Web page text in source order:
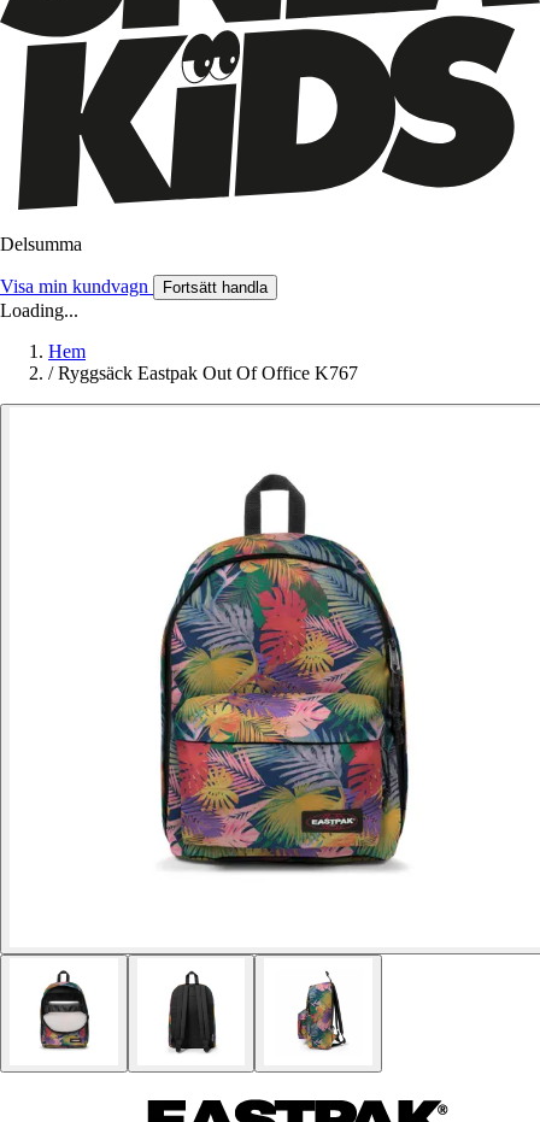
Delsumma
Visa min kundvagn Fortsätt handla
Loading...
Hem
/ Ryggsäck Eastpak Out Of Office K767